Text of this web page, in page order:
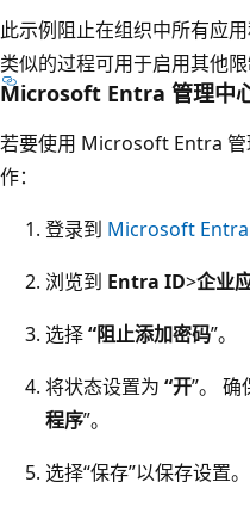
此示例阻止在组织中所有应
类似的过程可用于启用其他限
Microsoft Entra 管理中
若要使用 Microsoft Entra 管
作：
登录到 Microsoft Entra
浏览到 Entra ID>企业
选择“阻止添加密码”。
将状态设置为 “开”。 确
程序”。
选择“保存”以保存设置。